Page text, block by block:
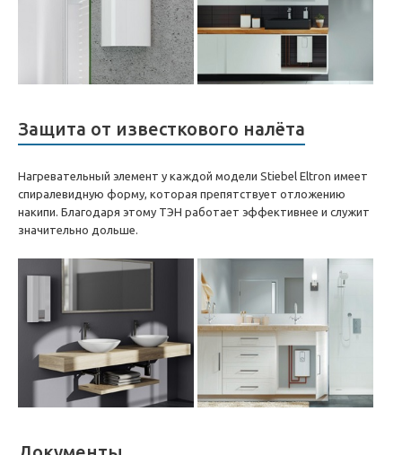
Защита от известкового налёта
Нагревательный элемент у каждой модели Stiebel Eltron имеет
спиралевидную форму, которая препятствует отложению
накипи. Благодаря этому ТЭН работает эффективнее и служит
значительно дольше.